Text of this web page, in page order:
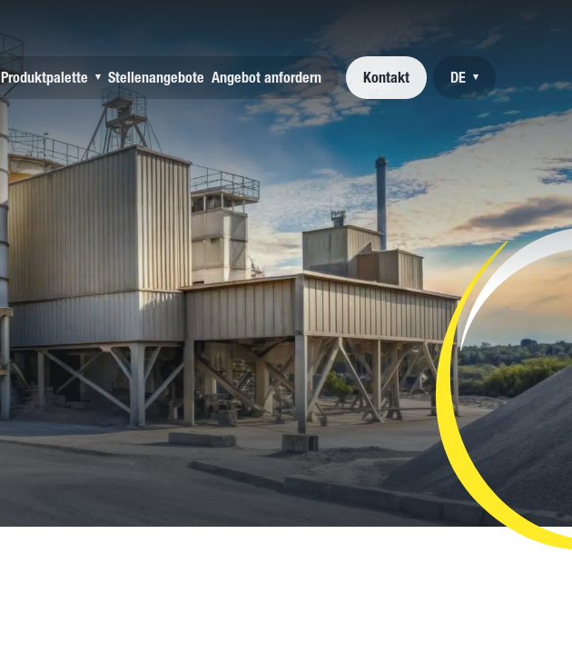
Produktpalette ▾ Stellenangebote Angebot anfordern Kontakt DE ▾
NL
FR